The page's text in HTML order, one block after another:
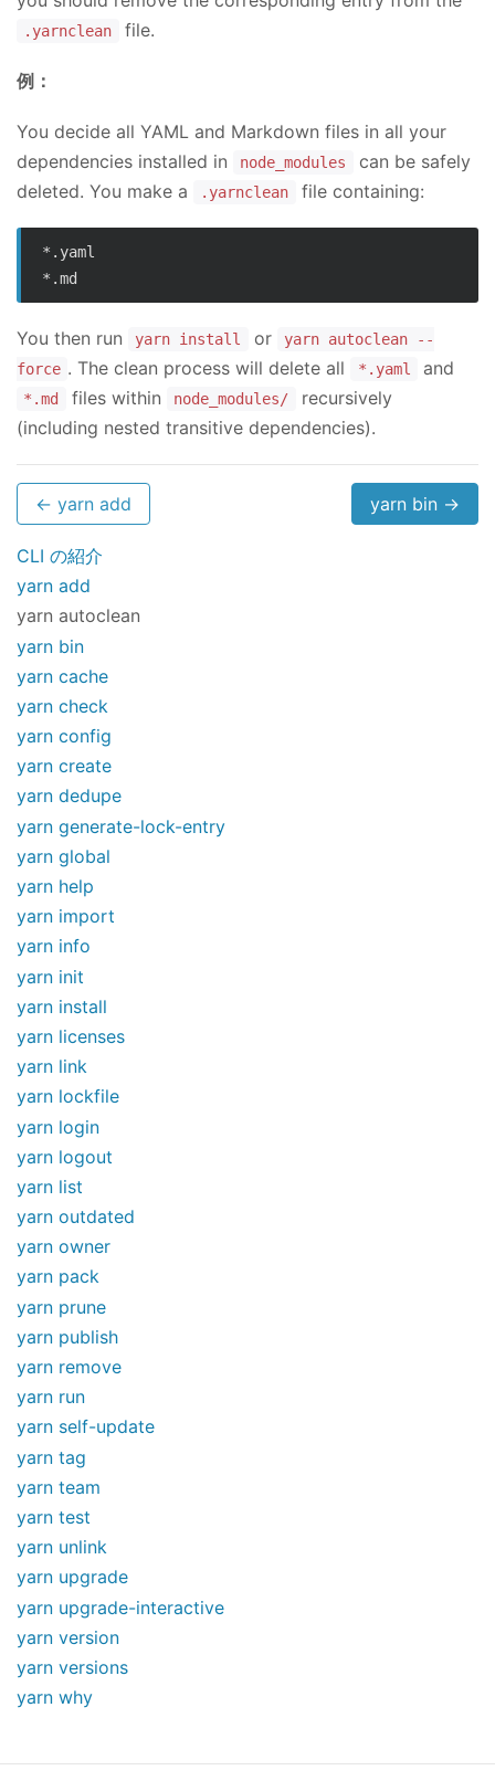
.yarnclean file.
例：
You decide all YAML and Markdown files in all your
dependencies installed in
node_modules
can be safely
deleted. You make a
.yarnclean file containing:
*.yaml
You then run yarn install or
yarn autoclean --
force . The clean process will delete all *.yaml and
*.md files within node_modules/
recursively
(including nested transitive dependencies).
← yarn add yarn bin →
CLI の紹介
yarn add
yarn autoclean
yarn bin
yarn cache
yarn check
yarn config
yarn create
yarn dedupe
yarn generate-lock-entry
yarn global
yarn help
yarn import
yarn info
yarn init
yarn install
yarn licenses
yarn link
yarn lockfile
yarn login
yarn logout
yarn list
yarn outdated
yarn owner
yarn pack
yarn prune
yarn publish
yarn remove
yarn run
yarn self-update
yarn tag
yarn team
yarn test
yarn unlink
yarn upgrade
yarn upgrade-interactive
yarn version
yarn versions
yarn why